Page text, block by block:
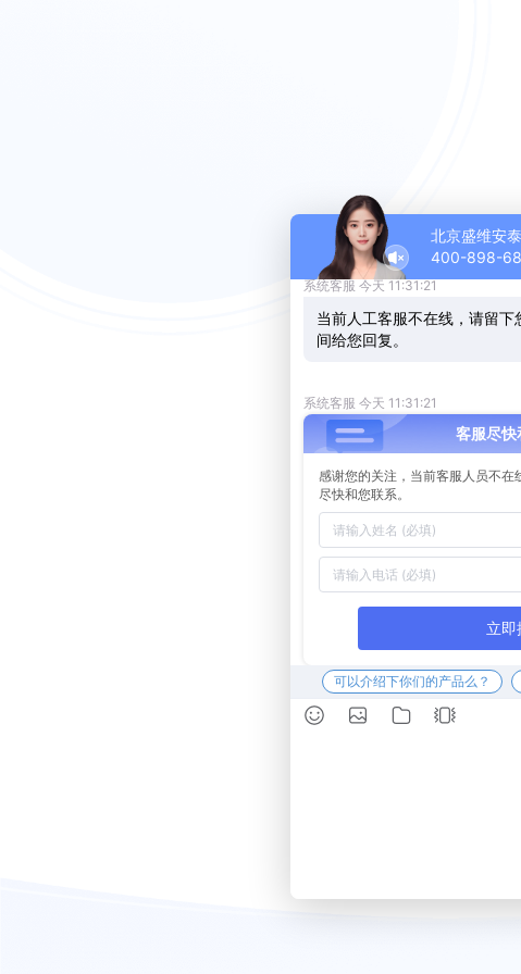
北京盛维安
400-898-
系统客服 今天 11:31:21
当前人工客服不在线，请留
间给您回复。
系统客服 今天 11:31:21
客服尽快
感谢您的关注，当前客服人员不
尽快和您联系。
立即
可以介绍下你们的产品么？